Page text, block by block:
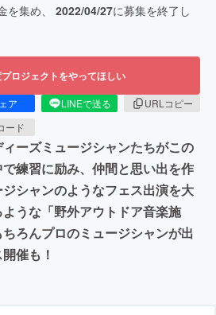
を集め、 2022/04/27に募集を終了し
ロジェクトをやってほしい
ア LINEで送る
URLコピー
ード
ーズミュージシャンたちがこの
練習に励み、仲間と思い出を作
シャンのようなフェス出演を大
うな「野外アウトドア音楽施
ろんプロのミュージシャンが出
催も！